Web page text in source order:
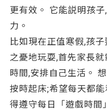
更有效。 它能説明孩
力。
比如現在正值寒假,孩
之憂地玩耍,首先家長
時間,安排自己生活。
按時起床;希望每天都
得遵守每日「遊戲時間